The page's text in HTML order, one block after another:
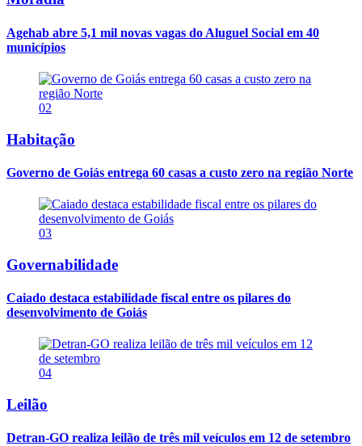
Agehab abre 5,1 mil novas vagas do Aluguel Social em 40
municípios
02
Habitação
Governo de Goiás entrega 60 casas a custo zero na região Norte
03
Governabilidade
Caiado destaca estabilidade fiscal entre os pilares do
desenvolvimento de Goiás
04
Leilão
Detran-GO realiza leilão de três mil veículos em 12 de setembro